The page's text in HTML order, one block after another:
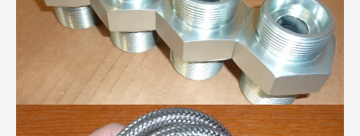
PTFE-Wellschlauch mit verdeckter Stützspirale...